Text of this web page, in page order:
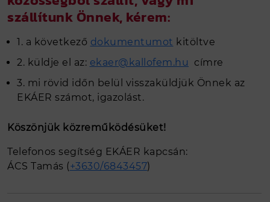
VISSZAHÍVÁS KÉRÉS
TERMÉK
Kerítés
Famintás postaládák
Trapézlemez
Csatorna
Élhajlított elem
C, Z szelemen gyártás
szállítunk Önnek, kérem:
1. a következő dokumentumot kitöltve
2. küldje el az: ekaer@kallofem.hu
címre
3. mi rövid időn belül visszaküldjük Önnek az
EKÁER számot, igazolást.
Köszönjük közreműködésüket!
Telefonos segítség EKÁER kapcsán:
ÁCS Tamás (+3630/6843457)